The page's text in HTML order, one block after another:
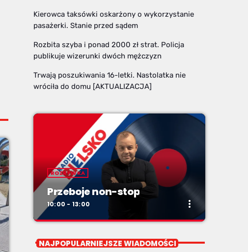
Kierowca taksówki oskarżony o wykorzystanie
pasażerki. Stanie przed sądem
Rozbita szyba i ponad 2000 zł strat. Policja
publikuje wizerunki dwóch mężczyzn
Trwają poszukiwania 16-letki. Nastolatka nie
wróciła do domu [AKTUALIZACJA]
ROZRYWKA
Przeboje non-stop
10:00 - 13:00 more_vert
Przeboje non-stop
NAJPOPULARNIEJSZE WIADOMOŚCI